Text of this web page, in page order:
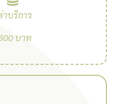
าบริการ
บาท